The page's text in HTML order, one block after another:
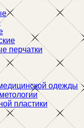
перчатки
одежды
пластики